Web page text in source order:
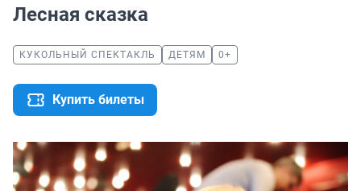
Лесная сказка
КУКОЛЬНЫЙ СПЕКТАКЛЬ ДЕТЯМ 0+
Купить билеты